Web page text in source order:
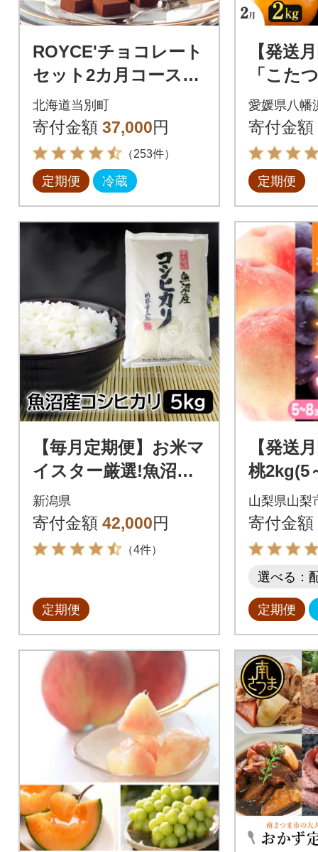
ROYCE'チョコレート
セット2カ月コース_t
b01-004
北海道当別町
寄付金額 37,000円
（253件）
定期便 冷蔵
【発送
「こた
語」高
んな+甘
49-73】
愛媛県八幡
寄付金額
定期便
【毎月定期便】お米マ
イスター厳選!魚沼産
コシヒカリ5kg全3回
新潟県
寄付金額 42,000円
（4件）
定期便
【発送
桃
どう1
スカッ
全3回
山梨県山梨
寄付金額
選べる：
定期便